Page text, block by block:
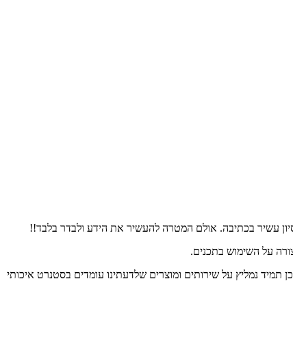
עשיר בכתיבה. אולם המטרה להעשיר את הידע ולבדר בלבד!!
על השימוש בתכנים.
תמיד נמליץ על שירותים ומוצרים שלדעתינו עומדים בסטנרט איכותי